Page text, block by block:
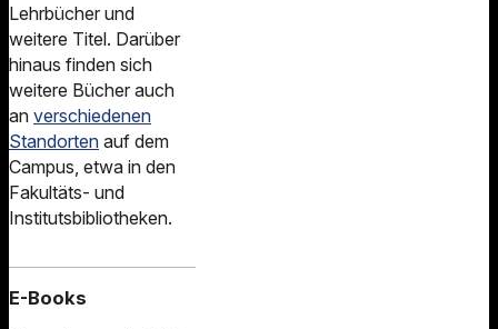
Lehrbücher und
weitere Titel. Darüber
hinaus finden sich
weitere Bücher auch
an verschiedenen
Standorten auf dem
Campus, etwa in den
Fakultäts- und
Institutsbibliotheken.
E-Books